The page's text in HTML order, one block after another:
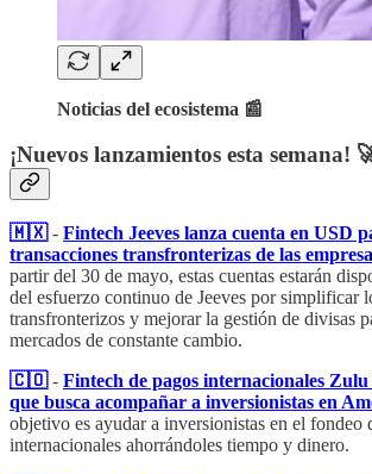
Noticias del ecosistema 📰
¡Nuevos lanzamientos esta semana!
🇲🇽- Fintech Jeeves lanza cuenta en USD
transacciones transfronterizas de las
partir del 30 de mayo, estas cuentas estarán
del esfuerzo continuo de Jeeves por simplificar
transfronterizos y mejorar la gestión de divisas
mercados de constante cambio.
🇨🇴- Fintech de pagos internacionales
que busca acompañar a inversionistas en
objetivo es ayudar a inversionistas en el fondeo
internacionales ahorrándoles tiempo y dinero.